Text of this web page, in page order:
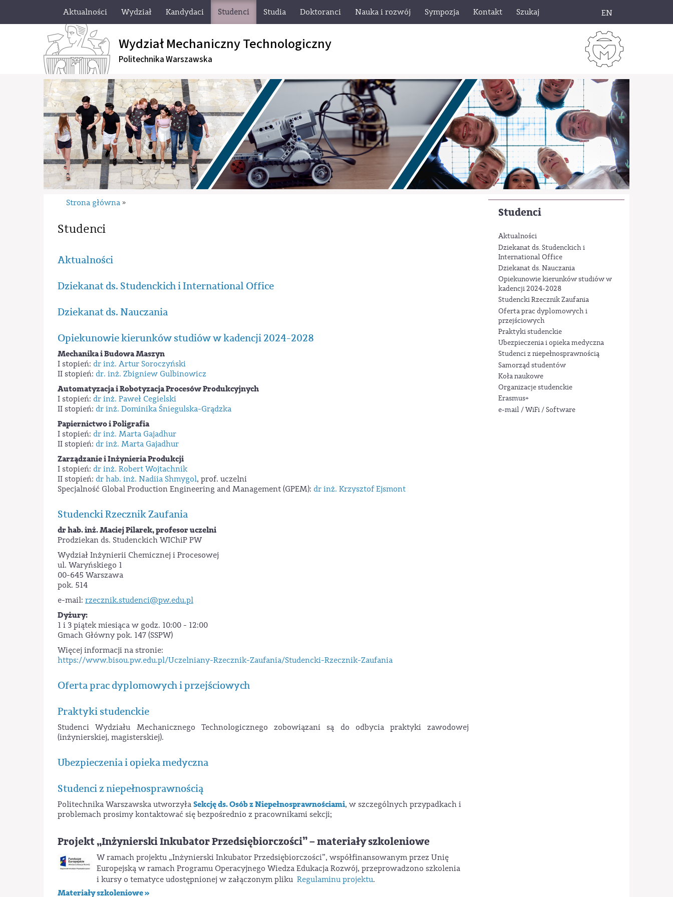
Aktualności Wydział Kandydaci Studenci Studia Doktoranci Nauka i rozwój Sympozja Kontakt Szukaj EN
Wydział Mechaniczny Technologiczny
Politechnika Warszawska
Studenci
Aktualności
Dziekanat ds. Studenckich i
International Office
Dziekanat ds. Nauczania
Opiekunowie kierunków studiów w
kadencji 2024-2028
Studencki Rzecznik Zaufania
Oferta prac dyplomowych i
przejściowych
Praktyki studenckie
Ubezpieczenia i opieka medyczna
Studenci z niepełnosprawnością
Samorząd studentów
Koła naukowe
Organizacje studenckie
Erasmus+
e-mail / WiFi / Software
Strona główna »
Studenci
Aktualności
Dziekanat ds. Studenckich i International Office
Dziekanat ds. Nauczania
Opiekunowie kierunków studiów w kadencji 2024-2028
Mechanika i Budowa Maszyn
I stopień: dr inż. Artur Soroczyński
II stopień: dr. inż. Zbigniew Gulbinowicz
Automatyzacja i Robotyzacja Procesów Produkcyjnych
I stopień: dr inż. Paweł Cegielski
II stopień: dr inż. Dominika Śniegulska-Grądzka
Papiernictwo i Poligrafia
I stopień: dr inż. Marta Gajadhur
II stopień: dr inż. Marta Gajadhur
Zarządzanie i Inżynieria Produkcji
I stopień: dr inż. Robert Wojtachnik
II stopień: dr hab. inż. Nadiia Shmygol, prof. uczelni
Specjalność Global Production Engineering and Management (GPEM): dr inż. Krzysztof Ejsmont
Studencki Rzecznik Zaufania
dr hab. inż. Maciej Pilarek, profesor uczelni
Prodziekan ds. Studenckich WIChiP PW
Wydział Inżynierii Chemicznej i Procesowej
ul. Waryńskiego 1
00-645 Warszawa
pok. 514
e-mail: rzecznik.studenci@pw.edu.pl
Dyżury:
1 i 3 piątek miesiąca w godz. 10:00 - 12:00
Gmach Główny pok. 147 (SSPW)
Więcej informacji na stronie:
https://www.bisou.pw.edu.pl/Uczelniany-Rzecznik-Zaufania/Studencki-Rzecznik-Zaufania
Oferta prac dyplomowych i przejściowych
Praktyki studenckie
Studenci Wydziału Mechanicznego Technologicznego zobowiązani są do odbycia praktyki zawodowej
(inżynierskiej, magisterskiej).
Ubezpieczenia i opieka medyczna
Studenci z niepełnosprawnością
Politechnika Warszawska utworzyła Sekcję ds. Osób z Niepełnosprawnościami, w szczególnych przypadkach i
problemach prosimy kontaktować się bezpośrednio z pracownikami sekcji;
Projekt „Inżynierski Inkubator Przedsiębiorczości” – materiały szkoleniowe
W ramach projektu „Inżynierski Inkubator Przedsiębiorczości”, współfinansowanym przez Unię
Europejską w ramach Programu Operacyjnego Wiedza Edukacja Rozwój, przeprowadzono szkolenia
i kursy o tematyce udostępnionej w załączonym pliku Regulaminu projektu.
Materiały szkoleniowe »